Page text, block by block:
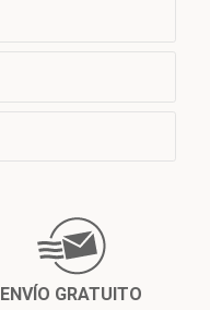
ENVÍO GRATUITO